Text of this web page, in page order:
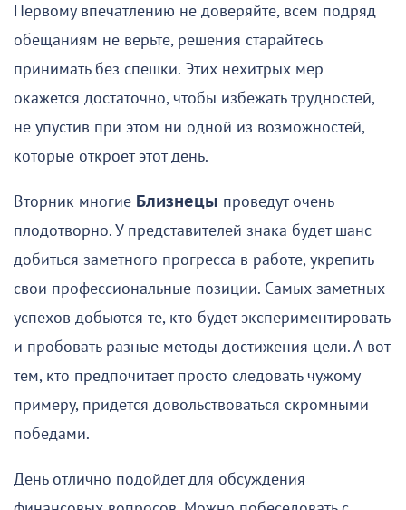
Первому впечатлению не доверяйте, всем подряд
обещаниям не верьте, решения старайтесь
принимать без спешки. Этих нехитрых мер
окажется достаточно, чтобы избежать трудностей,
не упустив при этом ни одной из возможностей,
которые откроет этот день.
Вторник многие Близнецы проведут очень
плодотворно. У представителей знака будет шанс
добиться заметного прогресса в работе, укрепить
свои профессиональные позиции. Самых заметных
успехов добьются те, кто будет экспериментировать
и пробовать разные методы достижения цели. А вот
тем, кто предпочитает просто следовать чужому
примеру, придется довольствоваться скромными
победами.
День отлично подойдет для обсуждения